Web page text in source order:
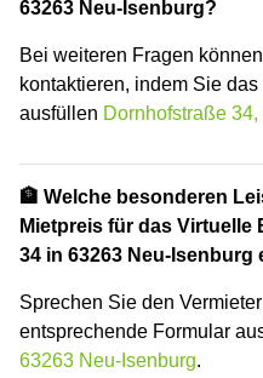
63263 Neu-Isenburg?
Bei weiteren Fragen
kontaktieren, indem Sie
ausfüllen Dornhofstraße
🏦 Welche besonderen
Mietpreis für das
34 in 63263 Neu-Isenburg
Sprechen Sie den
entsprechende Formular
63263 Neu-Isenburg.